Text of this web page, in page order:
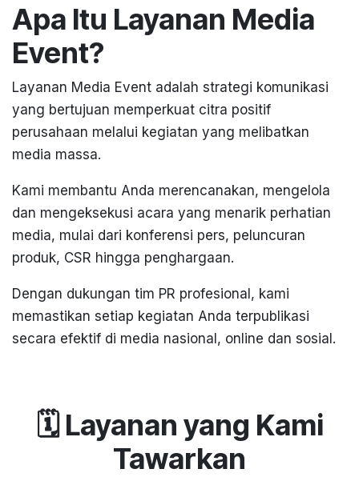
Apa Itu Layanan Media
Event?
Layanan Media Event adalah strategi komunikasi
yang bertujuan memperkuat citra positif
perusahaan melalui kegiatan yang melibatkan
media massa.
Kami membantu Anda merencanakan, mengelola
dan mengeksekusi acara yang menarik perhatian
media, mulai dari konferensi pers, peluncuran
produk, CSR hingga penghargaan.
Dengan dukungan tim PR profesional, kami
memastikan setiap kegiatan Anda terpublikasi
secara efektif di media nasional, online dan sosial.
🗓️ Layanan yang Kami
Tawarkan